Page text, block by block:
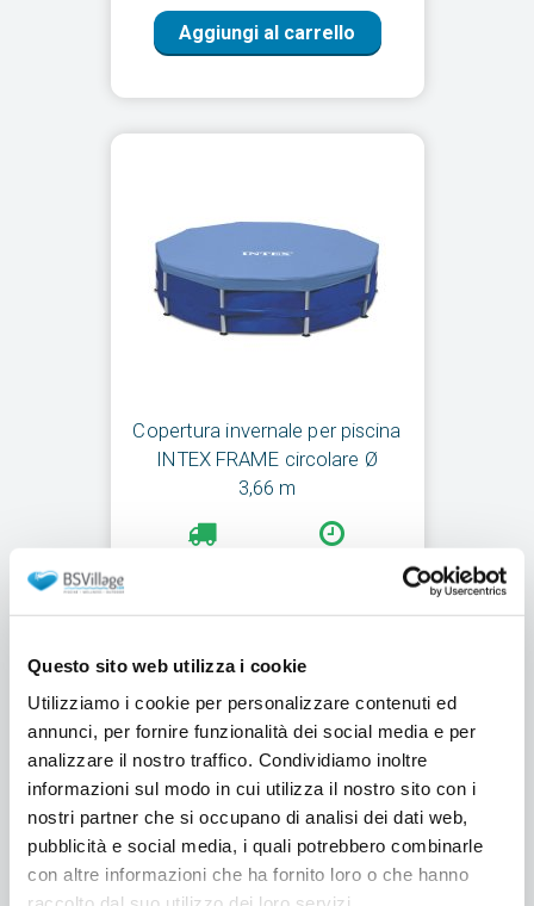
Questo sito web utilizza i cookie
Utilizziamo i cookie per personalizzare contenuti ed
annunci, per fornire funzionalità dei social media e per
analizzare il nostro traffico. Condividiamo inoltre
informazioni sul modo in cui utilizza il nostro sito con i
nostri partner che si occupano di analisi dei dati web,
pubblicità e social media, i quali potrebbero combinarle
con altre informazioni che ha fornito loro o che hanno
Aggiungi al carrello
Copertura invernale per piscina
INTEX FRAME circolare Ø
3,66 m
€39,00
Aggiungi al carrello